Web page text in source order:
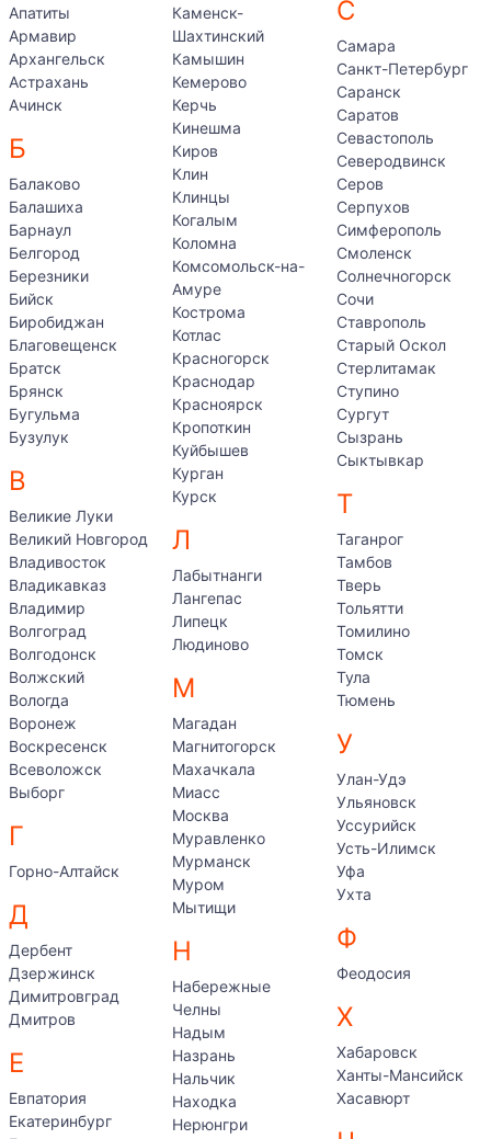
Апатиты
Армавир
Архангельск
Астрахань
Ачинск
Б
Балаково
Балашиха
Барнаул
Белгород
Березники
Бийск
Биробиджан
Благовещенск
Братск
Брянск
Бугульма
Бузулук
В
Великие Луки
Великий Новгород
Владивосток
Владикавказ
Владимир
Волгоград
Волгодонск
Волжский
Вологда
Воронеж
Воскресенск
Всеволожск
Выборг
Г
Горно-Алтайск
Д
Дербент
Дзержинск
Димитровград
Дмитров
Е
Евпатория
Екатеринбург
Каменск-
Шахтинский
Камышин
Кемерово
Керчь
Кинешма
Киров
Клин
Клинцы
Когалым
Коломна
Комсомольск-на-
Амуре
Кострома
Котлас
Красногорск
Краснодар
Красноярск
Кропоткин
Куйбышев
Курган
Курск
Л
Лабытнанги
Лангепас
Липецк
Людиново
М
Магадан
Магнитогорск
Махачкала
Миасс
Москва
Муравленко
Мурманск
Муром
Мытищи
Н
Набережные
Челны
Надым
Назрань
Нальчик
Находка
Нерюнгри
С
Самара
Санкт-Петербург
Саранск
Саратов
Севастополь
Северодвинск
Серов
Серпухов
Симферополь
Смоленск
Солнечногорск
Сочи
Ставрополь
Старый Оскол
Стерлитамак
Ступино
Сургут
Сызрань
Сыктывкар
Т
Таганрог
Тамбов
Тверь
Тольятти
Томилино
Томск
Тула
Тюмень
У
Улан-Удэ
Ульяновск
Уссурийск
Усть-Илимск
Уфа
Ухта
Ф
Феодосия
Х
Хабаровск
Ханты-Мансийск
Хасавюрт